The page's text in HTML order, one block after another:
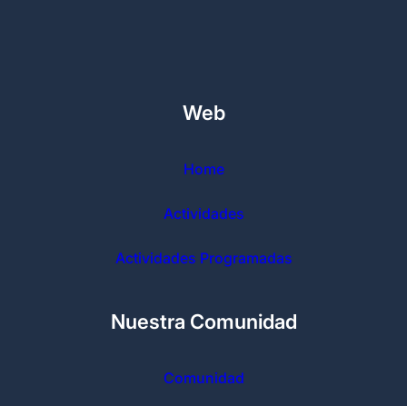
Web
Home
Actividades
Actividades Programadas
Nuestra Comunidad
Comunidad